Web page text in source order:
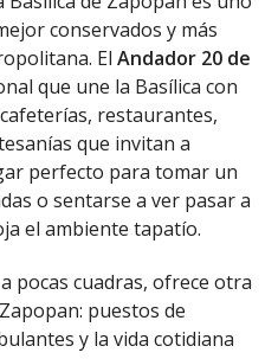
conservados y más
El Andador 20 de
que une la Basílica con
restaurantes,
que invitan a
perfecto para tomar un
o sentarse a ver pasar a
el ambiente tapatío.
pocas cuadras, ofrece otra
puestos de
y la vida cotidiana